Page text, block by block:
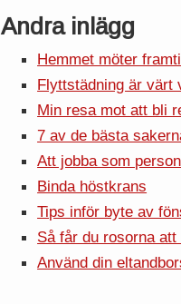
Andra inlägg
Hemmet möter
Flyttstädning är värt
Min resa mot att bli
7 av de bästa
Att jobba som
Binda höstkrans
Tips inför byte av
Så får du rosorna
Använd din